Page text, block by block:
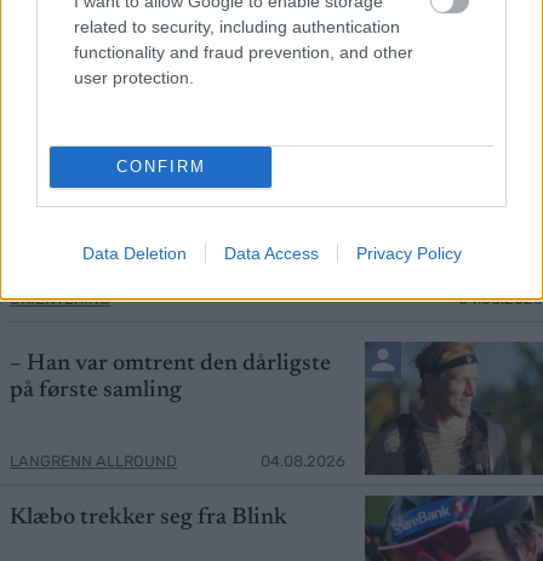
related to security, including authentication
functionality and fraud prevention, and other
user protection.
CONFIRM
Data Deletion Data Access Privacy Policy
Verdenscupen sluttet på sykehus –
før den begynte
ORIENTERING 04.08.2026
– Han var omtrent den dårligste
på første samling
LANGRENN ALLROUND 04.08.2026
Klæbo trekker seg fra Blink